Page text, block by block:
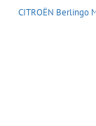
CITROËN Berlingo